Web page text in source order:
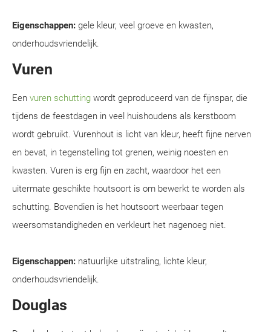
Eigenschappen: gele kleur, veel groeve en kwasten,
onderhoudsvriendelijk.
Vuren
Een vuren schutting wordt geproduceerd van de fijnspar, die
tijdens de feestdagen in veel huishoudens als kerstboom
wordt gebruikt. Vurenhout is licht van kleur, heeft fijne nerven
en bevat, in tegenstelling tot grenen, weinig noesten en
kwasten. Vuren is erg fijn en zacht, waardoor het een
uitermate geschikte houtsoort is om bewerkt te worden als
schutting. Bovendien is het houtsoort weerbaar tegen
weersomstandigheden en verkleurt het nagenoeg niet.
Eigenschappen: natuurlijke uitstraling, lichte kleur,
onderhoudsvriendelijk.
Douglas